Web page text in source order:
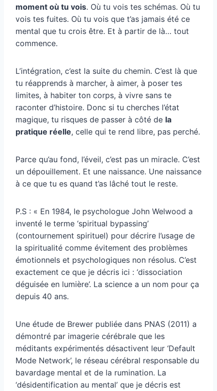
moment où tu vois. Où tu vois tes schémas. Où tu
vois tes fuites. Où tu vois que t’as jamais été ce
mental que tu crois être. Et à partir de là… tout
commence.
L’intégration, c’est la suite du chemin. C’est là que
tu réapprends à marcher, à aimer, à poser tes
limites, à habiter ton corps, à vivre sans te
raconter d’histoire. Donc si tu cherches l’état
magique, tu risques de passer à côté de la
pratique réelle, celle qui te rend libre, pas perché.
Parce qu’au fond, l’éveil, c’est pas un miracle. C’est
un dépouillement. Et une naissance. Une naissance
à ce que tu es quand t’as lâché tout le reste.
P.S : « En 1984, le psychologue John Welwood a
inventé le terme ‘spiritual bypassing’
(contournement spirituel) pour décrire l’usage de
la spiritualité comme évitement des problèmes
émotionnels et psychologiques non résolus. C’est
exactement ce que je décris ici : ‘dissociation
déguisée en lumière’. La science a un nom pour ça
depuis 40 ans.
Une étude de Brewer publiée dans PNAS (2011) a
démontré par imagerie cérébrale que les
méditants expérimentés désactivent leur ‘Default
Mode Network’, le réseau cérébral responsable du
bavardage mental et de la rumination. La
‘désidentification au mental’ que je décris est